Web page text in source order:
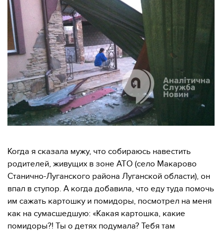
Когда я сказала мужу, что собираюсь навестить
родителей, живущих в зоне АТО (село Макарово
Станично-Луганского района Луганской области), он
впал в ступор. А когда добавила, что еду туда помочь
им сажать картошку и помидоры, посмотрел на меня
как на сумасшедшую: «Какая картошка, какие
помидоры?! Ты о детях подумала? Тебя там